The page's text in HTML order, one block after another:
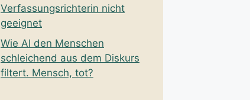
Verfassungsrichterin nicht
geeignet
Wie AI den Menschen
schleichend aus dem Diskurs
filtert. Mensch, tot?